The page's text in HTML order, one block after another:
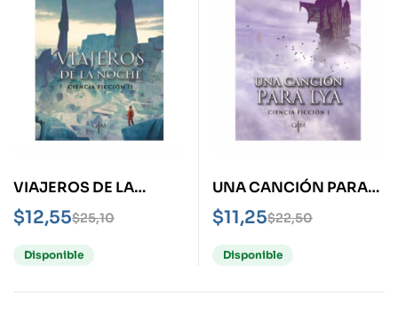
VIAJEROS DE LA
NOCHE -CIENCIA
FICCIÓN II-
$25,10
$12,55
Disponible
UNA CANCIÓN PARA
LYA -CIENCIA FICCIÓN
I-
$22,50
$11,25
Disponible